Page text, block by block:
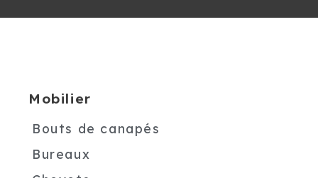
Mobilier
Bouts de canapés
Bureaux